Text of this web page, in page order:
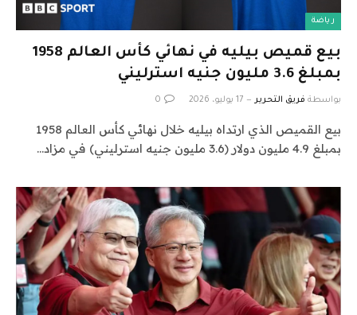
رياضة
بيع قميص بيليه في نهائي كأس العالم 1958
بمبلغ 3.6 مليون جنيه استرليني
بواسطة فريق التحرير 17 يوليو، 2026 0
بيع القميص الذي ارتداه بيليه خلال نهائي كأس العالم 1958
بمبلغ 4.9 مليون دولار (3.6 مليون جنيه استرليني) في مزاد…